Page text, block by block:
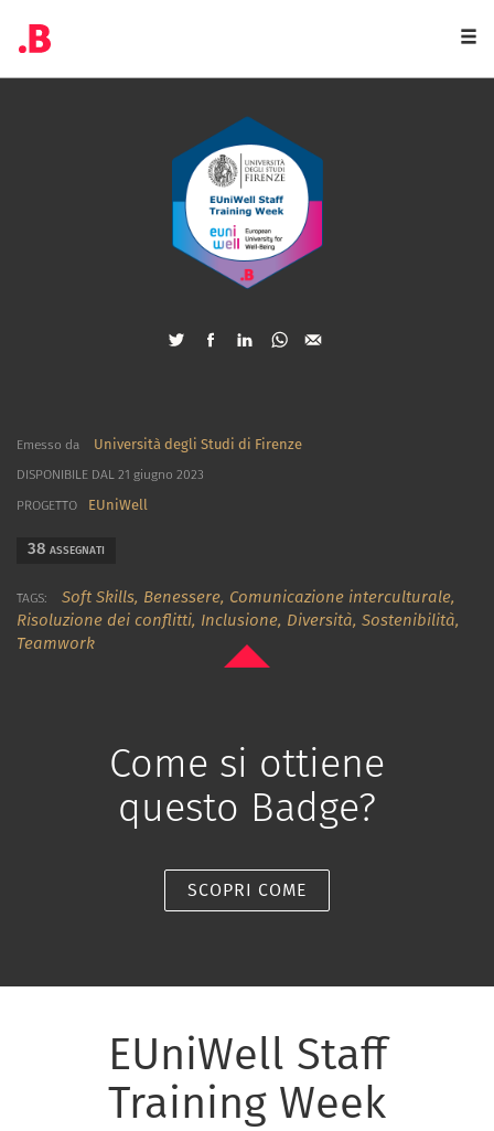
Emesso da Università degli Studi di Firenze
DISPONIBILE DAL 21 giugno 2023
PROGETTO
EUniWell
38 ASSEGNATI
TAGS: Soft Skills, Benessere, Comunicazione interculturale,
Risoluzione dei conflitti, Inclusione, Diversità, Sostenibilità,
Teamwork
Come si ottiene
questo Badge?
SCOPRI COME
EUniWell Staff
Training Week